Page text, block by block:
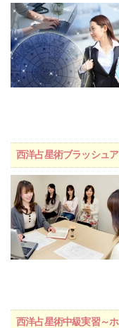
西洋占星術ブラッシュ
西洋占星術中級実習～